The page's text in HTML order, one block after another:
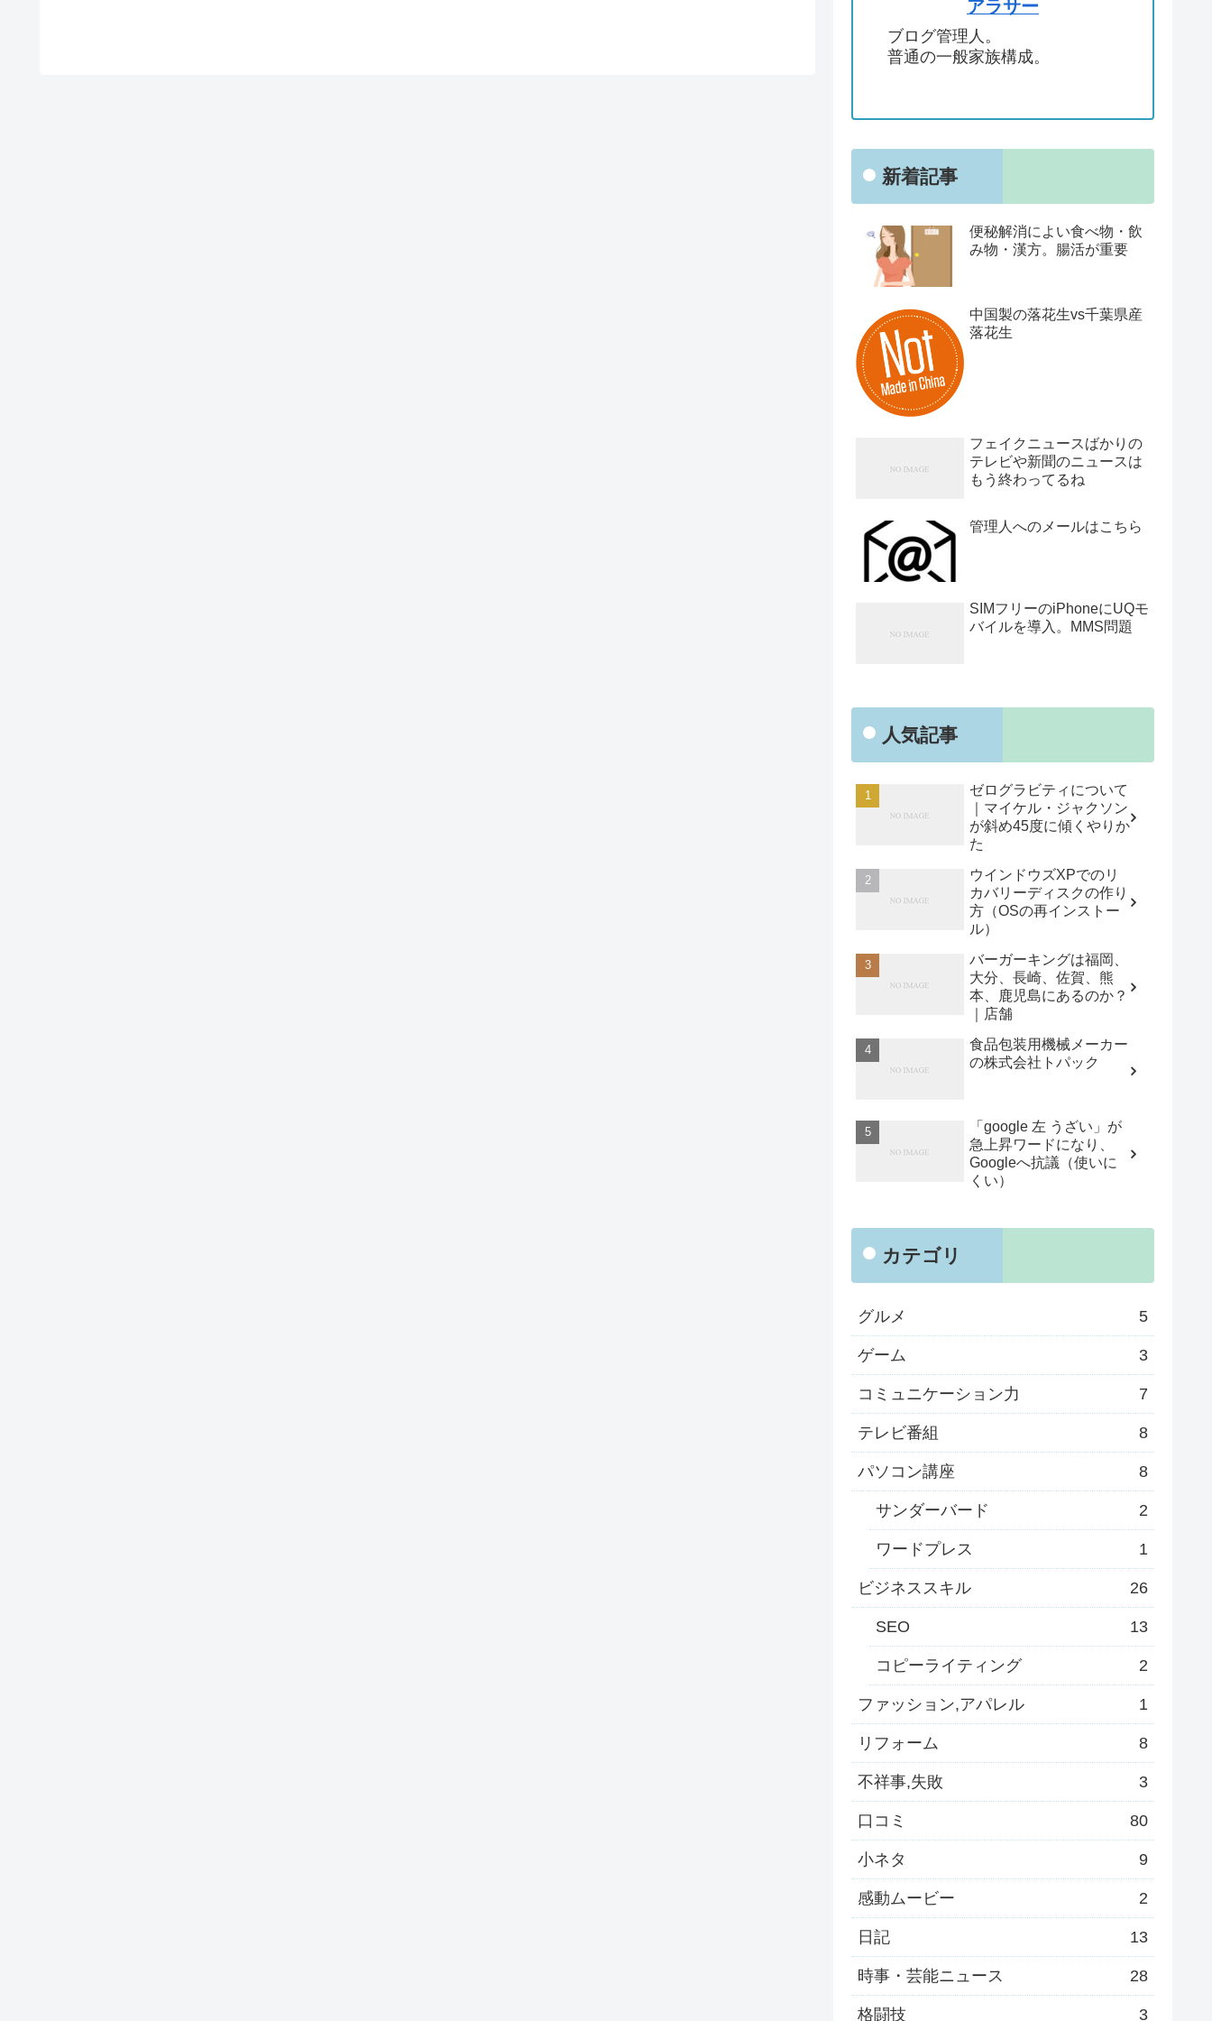
アラサー
ブログ管理人。
普通の一般家族構成。
新着記事
便秘解消によい食べ物・飲
み物・漢方。腸活が重要
中国製の落花生vs千葉県産
落花生
フェイクニュースばかりの
テレビや新聞のニュースは
もう終わってるね
管理人へのメールはこちら
SIMフリーのiPhoneにUQモ
バイルを導入。MMS問題
人気記事
ゼログラビティについて
｜マイケル・ジャクソン
が斜め45度に傾くやりか
た
ウインドウズXPでのリ
カバリーディスクの作り
方（OSの再インストー
ル）
バーガーキングは福岡、
大分、長崎、佐賀、熊
本、鹿児島にあるのか？
｜店舗
食品包装用機械メーカー
の株式会社トパック
「google 左 うざい」が
急上昇ワードになり、
Googleへ抗議（使いに
くい）
カテゴリ
グルメ 5
ゲーム 3
コミュニケーション力 7
テレビ番組 8
パソコン講座 8
サンダーバード 2
ワードプレス 1
ビジネススキル 26
SEO 13
コピーライティング 2
ファッション,アパレル 1
リフォーム 8
不祥事,失敗 3
口コミ 80
小ネタ 9
感動ムービー 2
日記 13
時事・芸能ニュース 28
格闘技 3